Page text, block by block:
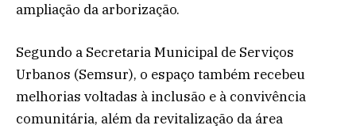
ampliação da arborização.
Segundo a Secretaria Municipal de Serviços
Urbanos (Semsur), o espaço também recebeu
melhorias voltadas à inclusão e à convivência
comunitária, além da revitalização da área